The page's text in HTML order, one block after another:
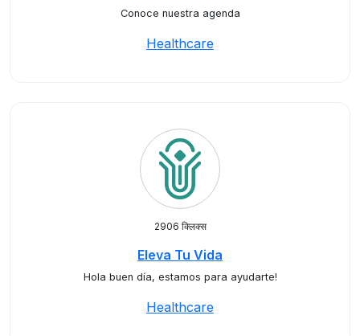
Conoce nuestra agenda
Healthcare
2906 क्लिक्स
Eleva Tu Vida
Hola buen día, estamos para ayudarte!
Healthcare